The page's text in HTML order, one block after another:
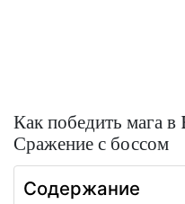
Как победить мага
Сражение с боссом
Содержание